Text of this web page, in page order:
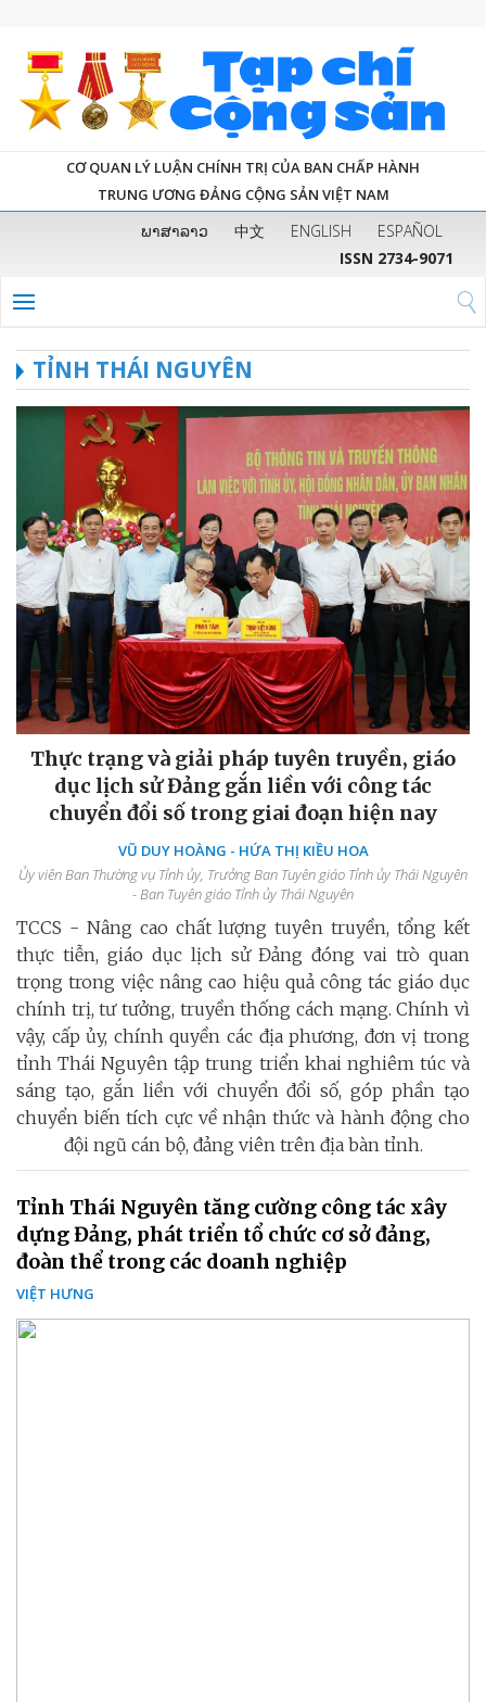
CƠ QUAN LÝ LUẬN CHÍNH TRỊ CỦA BAN CHẤP HÀNH
TRUNG ƯƠNG ĐẢNG CỘNG SẢN VIỆT NAM
ພາສາລາວ 中文 ENGLISH
ESPAÑOL
ISSN 2734-9071
TỈNH THÁI NGUYÊN
Thực trạng và giải pháp tuyên truyền, giáo
dục lịch sử Đảng gắn liền với công tác
chuyển đổi số trong giai đoạn hiện nay
VŨ DUY HOÀNG - HỨA THỊ KIỀU HOA
Ủy viên Ban Thường vụ Tỉnh ủy, Trưởng Ban Tuyên giáo Tỉnh ủy Thái Nguyên
- Ban Tuyên giáo Tỉnh ủy Thái Nguyên
TCCS - Nâng cao chất lượng tuyên truyền, tổng kết
thực tiễn, giáo dục lịch sử Đảng đóng vai trò quan
trọng trong việc nâng cao hiệu quả công tác giáo dục
chính trị, tư tưởng, truyền thống cách mạng. Chính vì
vậy, cấp ủy, chính quyền các địa phương, đơn vị trong
tỉnh Thái Nguyên tập trung triển khai nghiêm túc và
sáng tạo, gắn liền với chuyển đổi số, góp phần tạo
chuyển biến tích cực về nhận thức và hành động cho
đội ngũ cán bộ, đảng viên trên địa bàn tỉnh.
Tỉnh Thái Nguyên tăng cường công tác xây
dựng Đảng, phát triển tổ chức cơ sở đảng,
đoàn thể trong các doanh nghiệp
VIỆT HƯNG